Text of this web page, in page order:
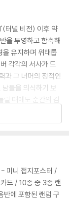
터널 비전) 이후 약
을 투영하고 함축해
유지하며 위태롭
각각의 서사가 드
과 그 너머의 정적인
들을 의식하기 보
릴 때에도 순간의 감
식으로 밸런스를
밀어붙이는 예지
했고 독창적 비주얼
하게 구성되며 호평
미니 접지포스터 /
드 / 10종 중 3종 랜
에 포함된 랜덤 구